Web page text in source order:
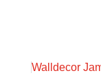
Walldecor